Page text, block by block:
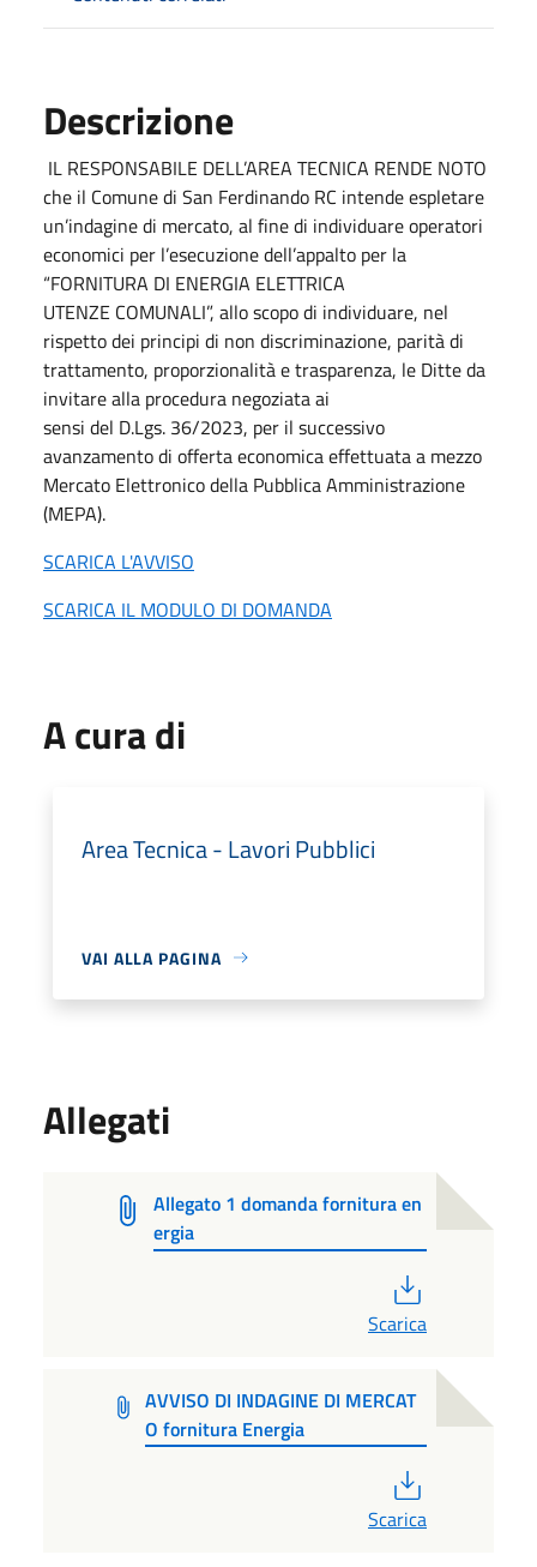
Descrizione
IL RESPONSABILE DELL’AREA TECNICA RENDE NOTO
che il Comune di San Ferdinando RC intende espletare
un’indagine di mercato, al fine di individuare operatori
economici per l’esecuzione dell’appalto per la
“FORNITURA DI ENERGIA ELETTRICA
UTENZE COMUNALI”, allo scopo di individuare, nel
rispetto dei principi di non discriminazione, parità di
trattamento, proporzionalità e trasparenza, le Ditte da
invitare alla procedura negoziata ai
sensi del D.Lgs. 36/2023, per il successivo
avanzamento di offerta economica effettuata a mezzo
Mercato Elettronico della Pubblica Amministrazione
(MEPA).
SCARICA L'AVVISO
SCARICA IL MODULO DI DOMANDA
A cura di
Area Tecnica - Lavori Pubblici
VAI ALLA PAGINA
Allegati
Allegato 1 domanda fornitura en
ergia
Scarica
AVVISO DI INDAGINE DI MERCAT
O fornitura Energia
Scarica